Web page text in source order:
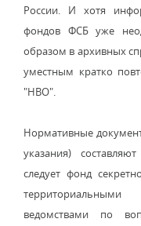
России. И хотя
фондов ФСБ уже
образом в архивных
уместным кратко
"НВО".
Нормативные
указания)
следует фонд
ведомствами по